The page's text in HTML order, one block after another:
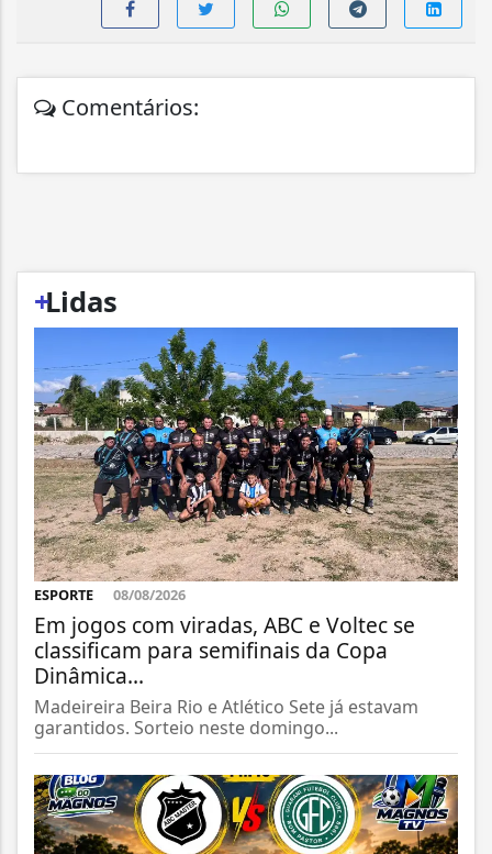
Comentários:
+
Lidas
ESPORTE 08/08/2026
Em jogos com viradas, ABC e Voltec se
classificam para semifinais da Copa
Dinâmica...
Madeireira Beira Rio e Atlético Sete já estavam
garantidos. Sorteio neste domingo...